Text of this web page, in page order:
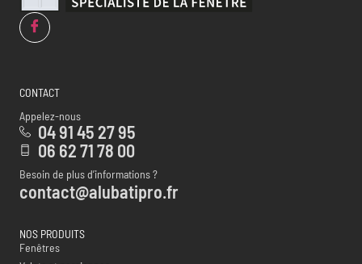
CONTACT
Appelez-nous
04 91 45 27 95
06 62 71 78 00
Besoin de plus d’informations ?
contact@alubatipro.fr
NOS PRODUITS
Fenêtres